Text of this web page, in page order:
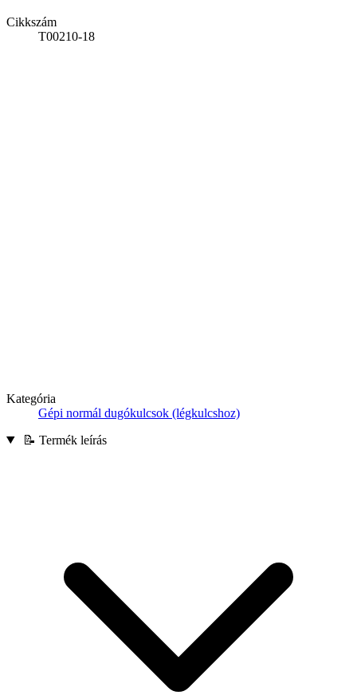
Cikkszám
T00210-18
Kategória
Gépi normál dugókulcsok (légkulcshoz)
📝 Termék leírás